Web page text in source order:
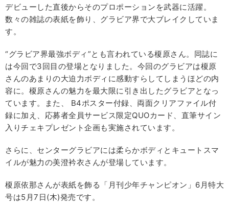
デビューした直後からそのプロポーションを武器に活躍。
数々の雑誌の表紙を飾り、グラビア界で大ブレイクしていま
す。
“グラビア界最強ボディ”とも言われている榎原さん。同誌に
は今回で3回目の登場となりました。今回のグラビアは榎原
さんのあまりの大迫力ボディに感動すらしてしまうほどの内
容に。榎原さんの魅力を最大限に引き出したグラビアとなっ
ています。また、 B4ポスター付録、両面クリアファイル付
録に加え、応募者全員サービス限定QUOカード、直筆サイン
入りチェキプレゼント企画も実施されています。
さらに、センターグラビアには柔らかボディとキュートスマ
イルが魅力の美澄衿衣さんが登場しています。
榎原依那さんが表紙を飾る「月刊少年チャンピオン」6月特大
号は5月7日(木)発売です。